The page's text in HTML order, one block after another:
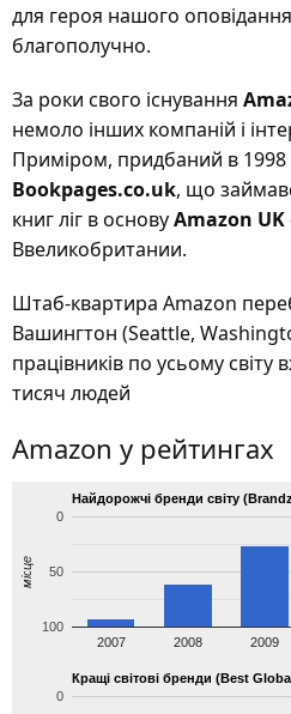
для героя нашого
благополучно.
За роки свого існування
немоло інших компаній і
Приміром, придбаний в 1998
Bookpages.co.uk, що
книг ліг в основуAmazon UK
Ввеликобритании.
Штаб-квартира Amazon
Вашингтон (Seattle,
працівників по усьому
тисяч людей
Amazon у рейтингах
Найдорожчі бренди світу
2007 2008 2009
0
50
100
місце
Кращі світові бренди (Best
0